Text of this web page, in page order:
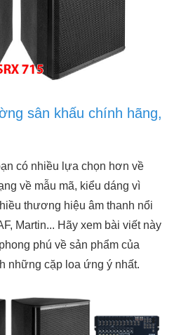
sân khấu chính hãng,
có nhiều lựa chọn hơn về
về mẫu mã, kiểu dáng vì
thương hiệu âm thanh nổi
Martin... Hãy xem bài viết này
phú về sản phẩm của
những cặp loa ứng ý nhất.